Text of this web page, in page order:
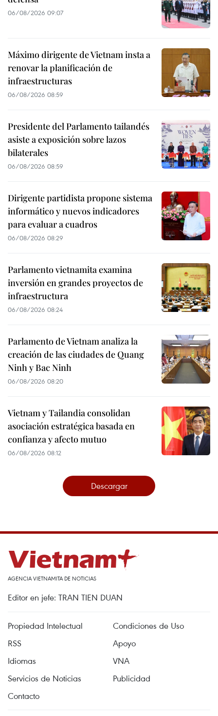
06/08/2026 09:07
Máximo dirigente de Vietnam insta a
renovar la planificación de
infraestructuras
06/08/2026 08:59
Presidente del Parlamento tailandés
asiste a exposición sobre lazos
bilaterales
06/08/2026 08:59
Dirigente partidista propone sistema
informático y nuevos indicadores
para evaluar a cuadros
06/08/2026 08:29
Parlamento vietnamita examina
inversión en grandes proyectos de
infraestructura
06/08/2026 08:24
Parlamento de Vietnam analiza la
creación de las ciudades de Quang
Ninh y Bac Ninh
06/08/2026 08:20
Vietnam y Tailandia consolidan
asociación estratégica basada en
confianza y afecto mutuo
06/08/2026 08:12
Descargar
AGENCIA VIETNAMITA DE NOTICIAS
Editor en jefe: TRAN TIEN DUAN
Propiedad Intelectual
Condiciones de Uso
RSS
Apoyo
Idiomas
VNA
Servicios de Noticias
Publicidad
Contacto